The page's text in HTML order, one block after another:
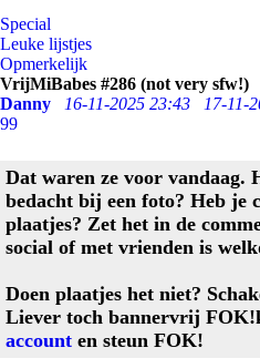
Special
Leuke lijstjes
Opmerkelijk
VrijMiBabes #286 (not very sfw!)
Danny
16-11-2025 23:43 17-11-
99
Dat waren ze voor vandaag.
bedacht bij een foto? Heb je
plaatjes? Zet het in de
social of met vrienden is
Doen plaatjes het niet?
Liever toch bannervrij
account en steun FOK!